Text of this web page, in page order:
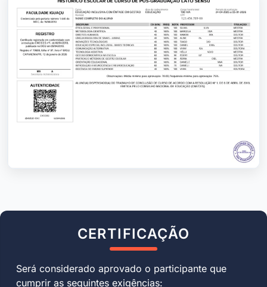
CERTIFICAÇÃO
Será considerado aprovado o participante que
cumprir as seguintes exigências: